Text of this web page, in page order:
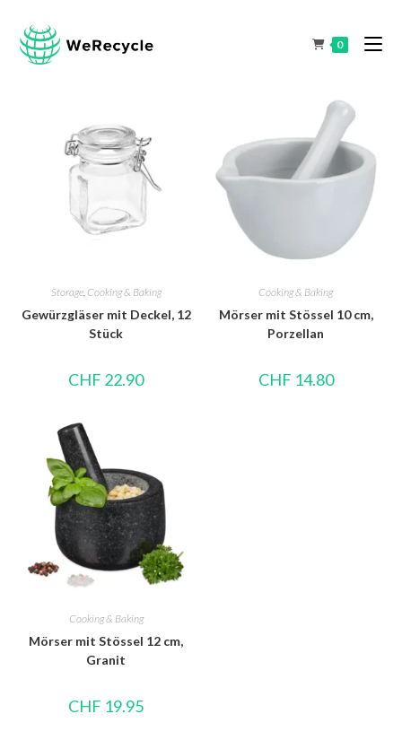
0
Storage, Cooking & Baking
Gewürzgläser mit Deckel, 12
Stück
CHF 22.90
Cooking & Baking
Mörser mit Stössel 10 cm,
Porzellan
CHF 14.80
Cooking & Baking
Mörser mit Stössel 12 cm,
Granit
CHF 19.95